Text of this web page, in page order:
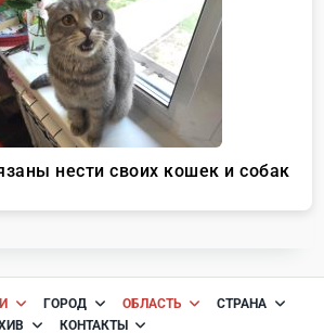
ГОРОД ОБЛАСТЬ
СТРАНА
КОНТАКТЫ